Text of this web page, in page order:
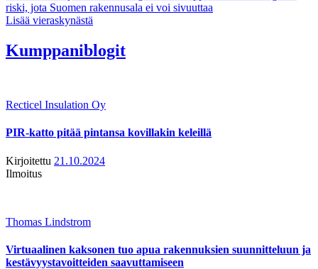
riski, jota Suomen rakennusala ei voi sivuuttaa
Lisää vieraskynästä
Kumppaniblogit
Recticel Insulation Oy
PIR-katto pitää pintansa kovillakin keleillä
Kirjoitettu 21.10.2024
Ilmoitus
Thomas Lindstrom
Virtuaalinen kaksonen tuo apua rakennuksien suunnitteluun ja
kestävyystavoitteiden saavuttamiseen